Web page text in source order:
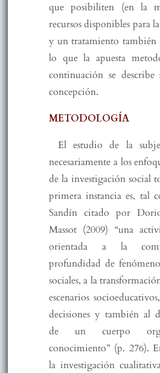
que posibiliten (en la
recursos disponibles para
y un tratamiento también
lo que la apuesta
continuación se describe
concepción.
METODOLOGÍA
El estudio de la
necesariamente a los
de la investigación social
primera instancia es, tal
Sandín citado por
Massot (2009) “una
orientada a la
profundidad de
sociales, a la
escenarios
decisiones y también al
de un cuerpo
conocimiento” (p. 276).
la investigación